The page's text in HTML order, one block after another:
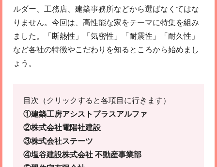
ルダー、工務店、建築事務所などから選ばなくてはな
りません。今回は、高性能な家をテーマに特集を組み
ました。「断熱性」「気密性」「耐震性」「耐久性」
など各社の特徴やこだわりを知るところから始めまし
ょう。
目次（クリックすると各項目に行きます）
①建築工房アシストプラスアルファ
②株式会社電陽社建設
③株式会社ステーツ
④塩谷建設株式会社 不動産事業部